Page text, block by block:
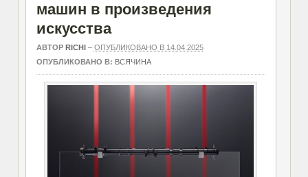
машин в произведения
искусства
АВТОР RICHI– ОПУБЛИКОВАНО В 14.04.2025
ОПУБЛИКОВАНО В: ВСЯЧИНА